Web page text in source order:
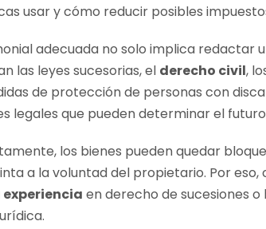
usar y cómo reducir posibles
adecuada no solo implica redactar
las leyes sucesorias, el derecho civil,
de protección de personas con
legales que pueden determinar el
los bienes pueden quedar
a la voluntad del propietario. Por eso,
en derecho de sucesiones